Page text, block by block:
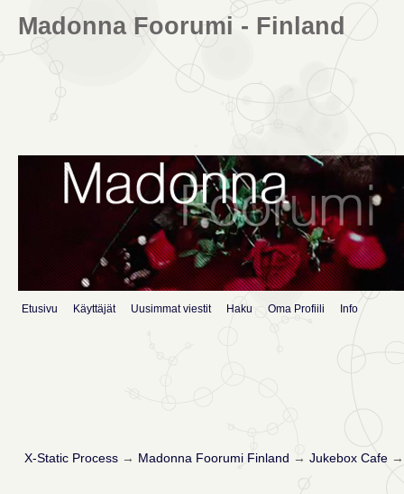
Madonna Foorumi - Finland
Etusivu Käyttäjät Uusimmat viestit Haku Oma Profiili Info
X-Static Process→ Madonna Foorumi Finland → Jukebox Cafe